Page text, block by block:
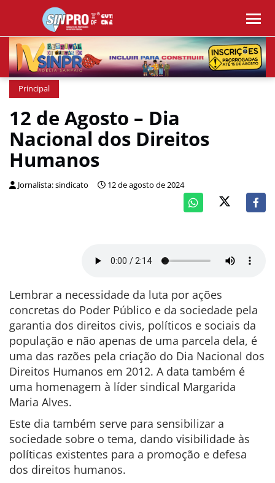
Principal
12 de Agosto – Dia
Nacional dos Direitos
Humanos
Jornalista: sindicato 12 de agosto de 2024
Lembrar a necessidade da luta por ações
concretas do Poder Público e da sociedade pela
garantia dos direitos civis, políticos e sociais da
população e não apenas de uma parcela dela, é
uma das razões pela criação do Dia Nacional dos
Direitos Humanos em 2012. A data também é
uma homenagem à líder sindical Margarida
Maria Alves.
Este dia também serve para sensibilizar a
sociedade sobre o tema, dando visibilidade às
políticas existentes para a promoção e defesa
dos direitos humanos.